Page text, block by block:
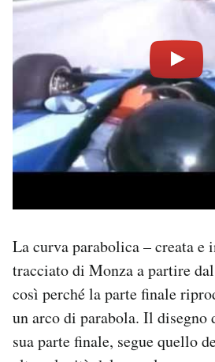
La curva parabolica – creata e
tracciato di Monza a partire
così perché la parte finale
un arco di parabola. Il disegno
sua parte finale, segue quello